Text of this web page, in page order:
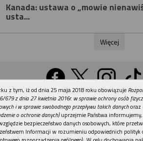
Kanada: ustawa o „mowie
usta...
Więcej
Wersja na
Działy Tematy Kontakt
z tym, iż od dnia 25 maja 2018 roku obowiązuje
679 z dnia 27 kwietnia 2016r. w sprawie ochrony osób
i w sprawie swobodnego przepływu takich danychoraz
o ochronie danych)uprzejmie Państwa informujemy,
bezpieczeństwo danych osobowych, które
Informacji w rozumieniu odpowiednich polityk